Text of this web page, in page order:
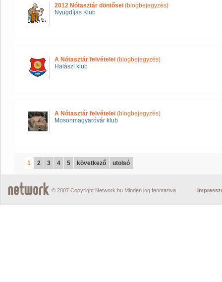
2012 Nótasztár döntősei (blogbejegyzés)
Nyugdíjas Klub
A Nótasztár felvételei (blogbejegyzés)
Halászi klub
A Nótasztár felvételei (blogbejegyzés)
Mosonmagyaróvár klub
1 2 3 4 5 következő utolsó
© 2007 Copyright Network.hu Minden jog fenntartva.